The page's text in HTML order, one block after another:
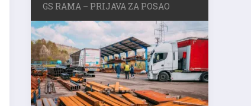
GS RAMA – PRIJAVA ZA POSAO